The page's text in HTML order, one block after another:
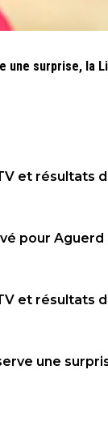
une surprise, la
et résultats
pour Aguerd
et résultats
une